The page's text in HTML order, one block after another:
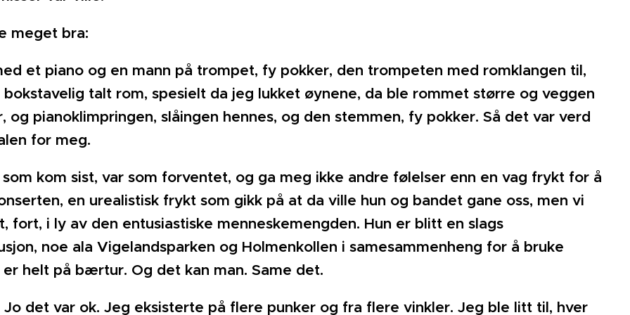
meget bra:
et piano og en mann på trompet, fy pokker, den trompeten med romklangen til,
talt rom, spesielt da jeg lukket øynene, da ble rommet større og veggen
og pianoklimpringen, slåingen hennes, og den stemmen, fy pokker. Så det var verd
for meg.
kom sist, var som forventet, og ga meg ikke andre følelser enn en vag frykt for å
en urealistisk frykt som gikk på at da ville hun og bandet gane oss, men vi
fort, i ly av den entusiastiske menneskemengden. Hun er blitt en slags
noe ala Vigelandsparken og Holmenkollen i samesammenheng for å bruke
er helt på bærtur. Og det kan man. Same det.
Jo det var ok. Jeg eksisterte på flere punker og fra flere vinkler. Jeg ble litt til, hver